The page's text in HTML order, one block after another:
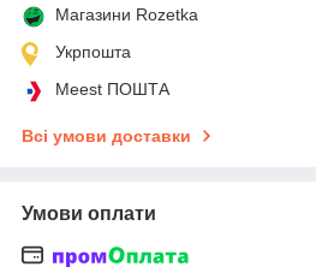
Магазини Rozetka
Укрпошта
Meest ПОШТА
Всі умови доставки
Умови оплати